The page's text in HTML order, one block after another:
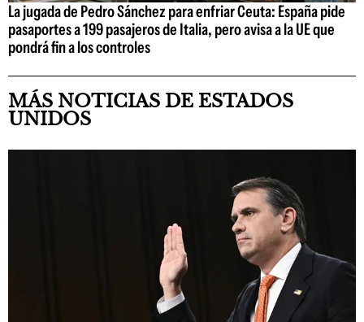
La jugada de Pedro Sánchez para enfriar Ceuta: España pide
pasaportes a 199 pasajeros de Italia, pero avisa a la UE que
pondrá fin a los controles
MÁS NOTICIAS DE ESTADOS
UNIDOS